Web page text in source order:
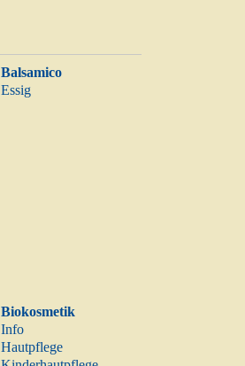
Balsamico
Essig
Biokosmetik
Info
Hautpflege